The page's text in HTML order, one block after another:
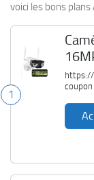
voici les bons
1
https://
coupon